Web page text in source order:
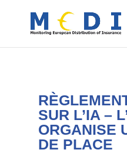
SUR L’IA –
ORGANISE
DE PLACE